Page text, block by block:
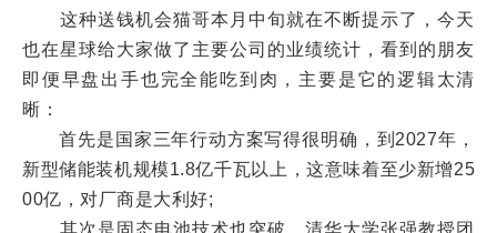
这种送钱机会猫哥本月中旬就在不断提示了，今天
也在星球给大家做了主要公司的业绩统计，看到的朋友
即便早盘出手也完全能吃到肉，主要是它的逻辑太清
晰：
首先是国家三年行动方案写得很明确，到2027年，
新型储能装机规模1.8亿千瓦以上，这意味着至少新增25
00亿，对厂商是大利好;
其次是固态电池技术也突破，清华大学张强教授团